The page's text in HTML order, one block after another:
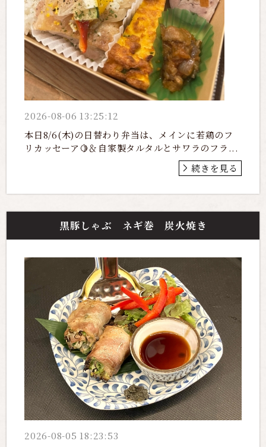
2026-08-06 13:25:12
本日8/6(木)の日替わり弁当は、メインに若鶏のフ
リカッセーア🍋＆自家製タルタルとサワラのフラ...
続きを見る
黒豚しゃぶ ネギ巻 炭火焼き
2026-08-05 18:23:53